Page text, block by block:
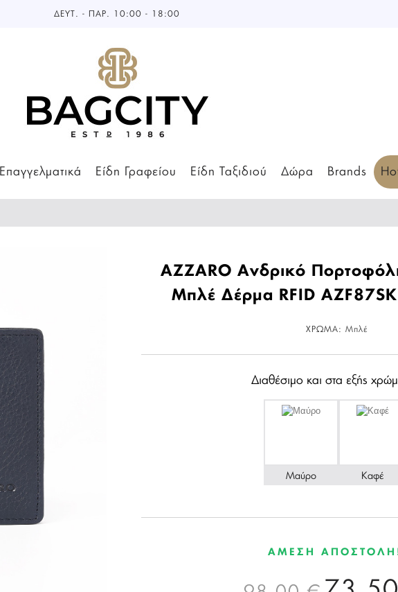
ΔΕΥΤ. - ΠΑΡ. 10:00 - 18:00
Επαγγελματικά Είδη Γραφείου Είδη Ταξιδιού Δώρα Brands
AZZARO Ανδρικό
Μπλέ Δέρμα RFID
ΧΡΩΜΑ: Μπλέ
Διαθέσιμο και στα εξής
Μαύρο Καφέ
ΑΜΕΣΗ